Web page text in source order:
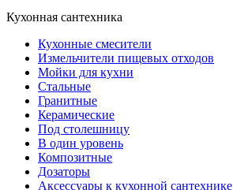
Кухонная сантехника
Кухонные смесители
Измельчители пищевых отходов
Мойки для кухни
Стальные
Гранитные
Керамические
Под столешницу
В один уровень
Композитные
Дозаторы
Аксессуары к кухонной сантехнике